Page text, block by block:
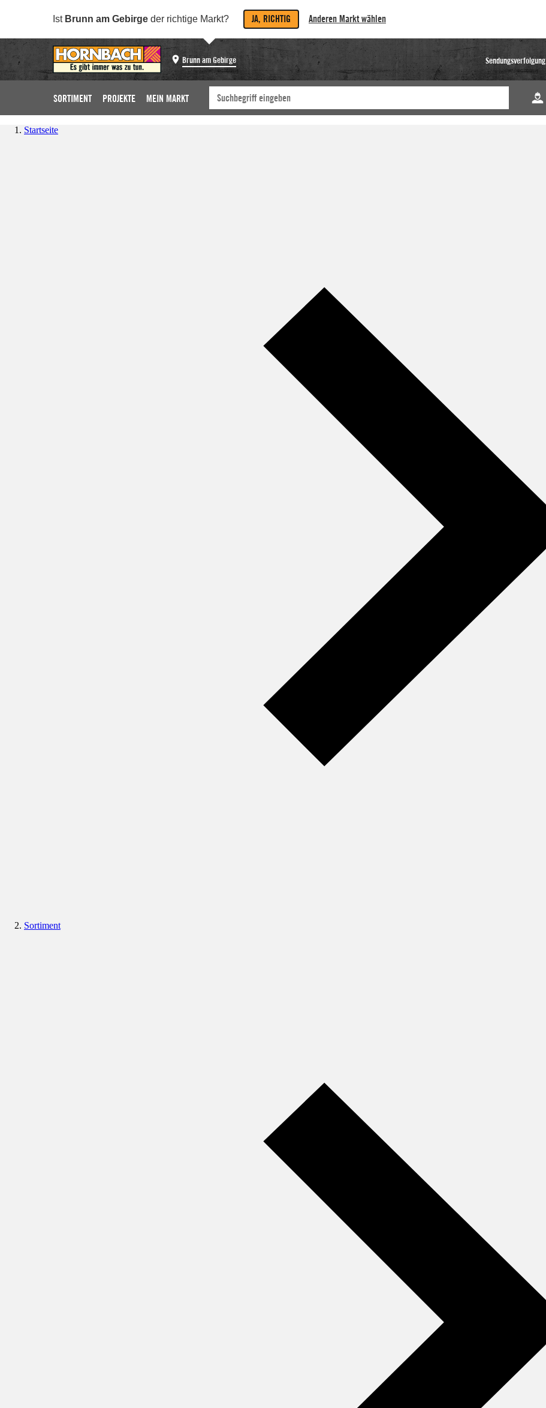
Ist Brunn am Gebirge der richtige Markt? JA, RICHTIG Anderen Markt wählen
Brunn am Gebirge Sendungsverfolgung
SORTIMENT PROJEKTE MEIN MARKT
Startseite
Sortiment